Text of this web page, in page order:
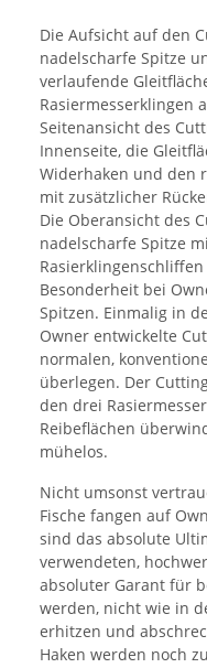
Die Aufsicht auf den
nadelscharfe Spitze
verlaufende
Rasiermesserklingen
Seitenansicht des
Innenseite, die
Widerhaken und den
mit zusätzlicher
Die Oberansicht des
nadelscharfe Spitze
Besonderheit bei
Spitzen. Einmalig in
Owner entwickelte
normalen,
überlegen. Der
den drei
Reibeflächen
mühelos.
Nicht umsonst
Fische fangen auf
sind das absolute
verwendeten,
absoluter Garant für
werden, nicht wie in
erhitzen und
Haken werden noch